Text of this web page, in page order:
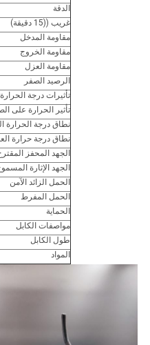
الدقة
غريب ((15 دقيقة)
مقاومة المدخل
مقاومة الخروج
مقاومة العزل
الرصيد الصفر
تأثيرات درجة
تأثير الحرارة على
نطاق درجة الحرارة
نطاق درجة حرارة
الجهد المحفز
الجهد الإثارة
الحمل الزائد الآمن
الحمل المفرط
الحماية
مواصفات الكابل
طول الكابل
المواد